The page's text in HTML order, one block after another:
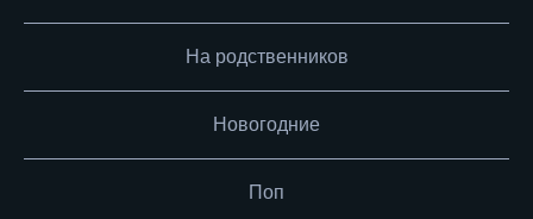
На родственников
Новогодние
Поп